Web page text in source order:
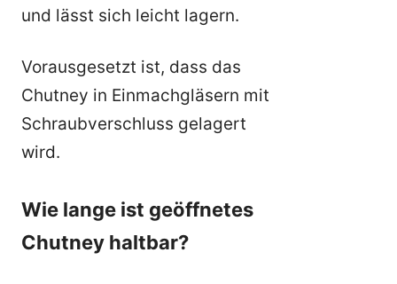
und lässt sich leicht lagern.
Vorausgesetzt ist, dass das
Chutney in Einmachgläsern mit
Schraubverschluss gelagert
wird.
Wie lange ist geöffnetes
Chutney haltbar?